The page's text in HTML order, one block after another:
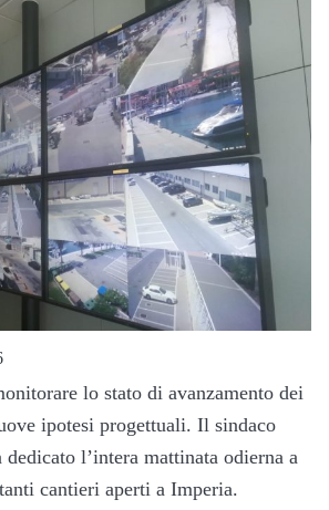
lo stato di avanzamento dei
ipotesi progettuali. Il sindaco
l’intera mattinata odierna a
cantieri aperti a Imperia.